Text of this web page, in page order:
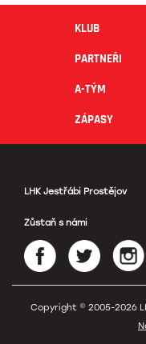
KLUB
PARTNEŘI
A-TÝM
ZÁPASY
LHK Jestřábi Prostějov
Zůstaň s námi
Copyright © 2005-2026